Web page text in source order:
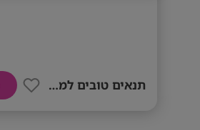
ניסיון בגנים – יתרון. תנאים טובים למתאימים